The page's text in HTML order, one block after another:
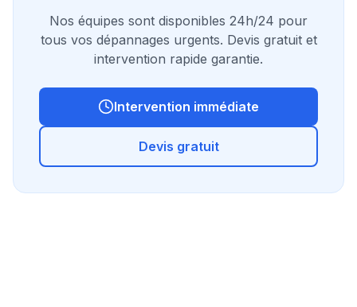
Nos équipes sont disponibles 24h/24 pour
tous vos dépannages urgents. Devis gratuit et
intervention rapide garantie.
Intervention immédiate
Devis gratuit